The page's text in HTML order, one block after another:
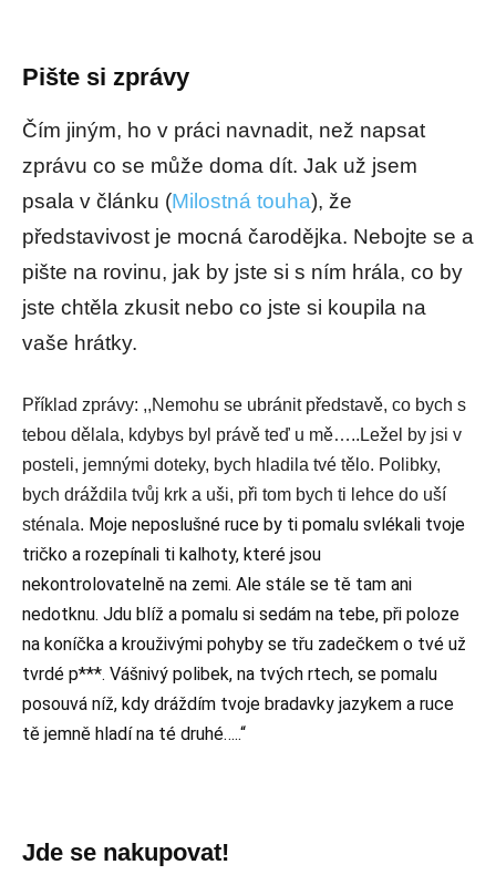
Pište si zprávy
Čím jiným, ho v práci navnadit, než napsat
zprávu co se může doma dít. Jak už jsem
psala v článku (Milostná touha), že
představivost je mocná čarodějka. Nebojte se a
pište na rovinu, jak by jste si s ním hrála, co by
jste chtěla zkusit nebo co jste si koupila na
vaše hrátky.
Příklad zprávy: ,,Nemohu se ubránit představě, co bych s
tebou dělala, kdybys byl právě teď u mě….. Ležel by jsi v
posteli, jemnými doteky, bych hladila tvé tělo. Polibky,
bych dráždila tvůj krk a uši, při tom bych ti lehce do uší
sténala. Moje neposlušné ruce by ti pomalu svlékali tvoje
tričko a rozepínali ti kalhoty, které jsou
nekontrolovatelně na zemi. Ale stále se tě tam ani
nedotknu. Jdu blíž a pomalu si sedám na tebe, při poloze
na koníčka a krouživými pohyby se třu zadečkem o tvé už
tvrdé p***. Vášnivý polibek, na tvých rtech, se pomalu
posouvá níž, kdy dráždím tvoje bradavky jazykem a ruce
tě jemně hladí na té druhé…..“
Jde se nakupovat!